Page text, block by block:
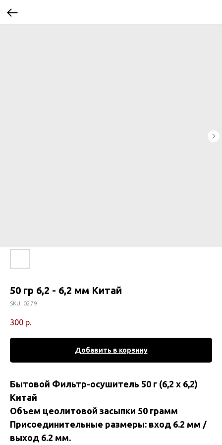
50 гр 6,2 - 6,2 мм Китай
SKU: 0279
300 р.
Добавить в корзину
Бытовой Фильтр-осушитель 50 г (6,2 х 6,2)
Китай
Объем цеолитовой засыпки 50 грамм
Присоединительные размеры: вход 6.2 мм /
выход 6.2 мм.